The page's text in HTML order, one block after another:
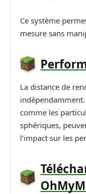
Ce système
mesure sans
La distance de
comme les
sphériques,
l’impact sur les